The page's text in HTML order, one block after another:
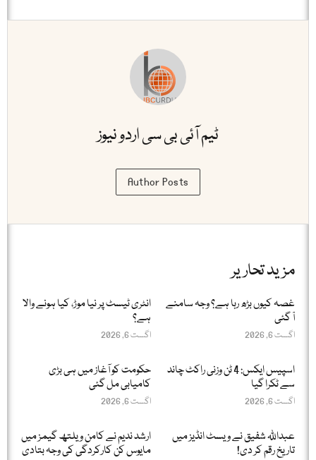
ٹیم آئی بی سی اردو نیوز
Author Posts
مزید تحاریر
غصہ کیوں بڑھ رہا ہے؟ وجہ سامنے
آ گئی
اگست 6, 2026
انٹری ٹیسٹ پر نیا موڑ، کیا ہونے والا
ہے؟
اگست 6, 2026
اسپیس ایکس: 4 ٹن وزنی راکٹ چاند
سے ٹکرا گیا
اگست 6, 2026
حکومت کو آغاز میں ہی بڑی
کامیابی مل گئی
اگست 6, 2026
عبداللّٰہ شفیق نے ویسٹ انڈیز میں
تاریخ رقم کر دی!
ارشد ندیم نے کامن ویلتھ گیمز میں
مایوس کن کارکردگی کی وجہ بتادی